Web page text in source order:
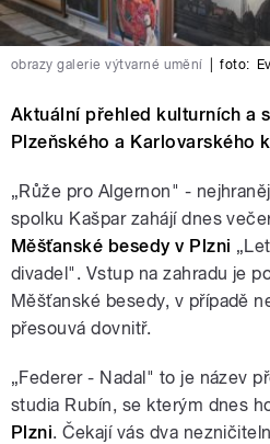
obrazy galerie výtvarné umění foto:
Aktuální přehled kulturních a
Plzeňského a Karlovarského
„Růže pro Algernon" -
spolku Kašpar zahájí dnes
Měšťanské besedy v Plzni
divadel". Vstup na zahradu je
Měšťanské besedy, v případě
přesouvá dovnitř.
„Federer - Nadal" to je název
studia Rubín, se kterým dnes
Plzni. Čekají vás dva